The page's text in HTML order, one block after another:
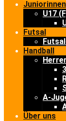
Juniorinnen
U17
Futsal
Handball
A-
Über uns